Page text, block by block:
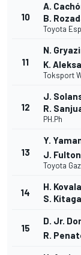
10
A.
B.
Toyota
11
N.
K.
Toksport
12
J.
R.
PH.Ph
13
Y.
J. Fulton
Toyota
14
H.
S.
15
D. Jr.
R.